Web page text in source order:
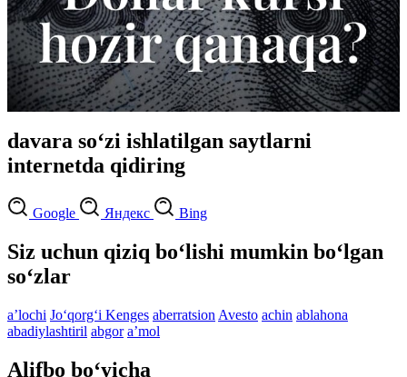
davara so‘zi ishlatilgan saytlarni
internetda qidiring
Google Яндекс Bing
Siz uchun qiziq bo‘lishi mumkin bo‘lgan
so‘zlar
aʼlochi Jo‘qorg‘i Kenges aberratsion Avesto achin ablahona
abadiylashtiril abgor aʼmol
Alifbo bo‘yicha